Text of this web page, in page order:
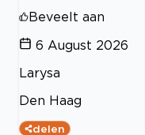
Beveelt aan
6 August 2026
Larysa
Den Haag
delen